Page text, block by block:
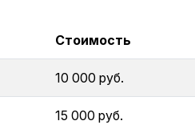
Стоимость
10 000 руб.
15 000 руб.